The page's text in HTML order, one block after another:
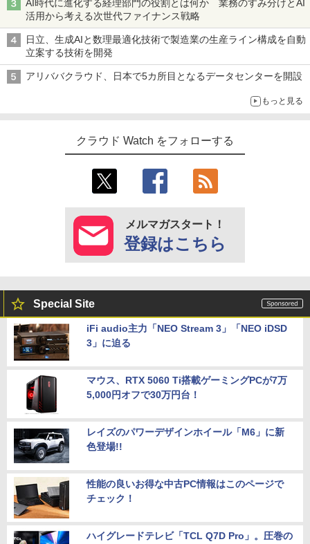
AI時代に進化する経理部門の役割とは何か 業務のすみ分けとAI
活用から考える次世代ファイナンス戦略
日立、生成AIと数理最適化技術で製造業の生産ライン構成を自動
立案する技術を開発
アリババクラウド、日本で5カ所目となるデータセンターを開設
もっと見る
クラウド Watch をフォローする
メルマガスタート！
登録はこちら
Special Site
iFi audio主力「NEO Stream 3」「NEO iDSD
3」に迫る
マウス、RTX 5060 Ti搭載ゲーミングPCが7万
5,000円オフで30万円台！
レイズのパワーデザインホイール「M6」に新
色登場!!
性能の良いお得な中古PC情報はこのページで
チェック！
ハイグレードテレビ「TCL Q7D Pro」。圧巻の